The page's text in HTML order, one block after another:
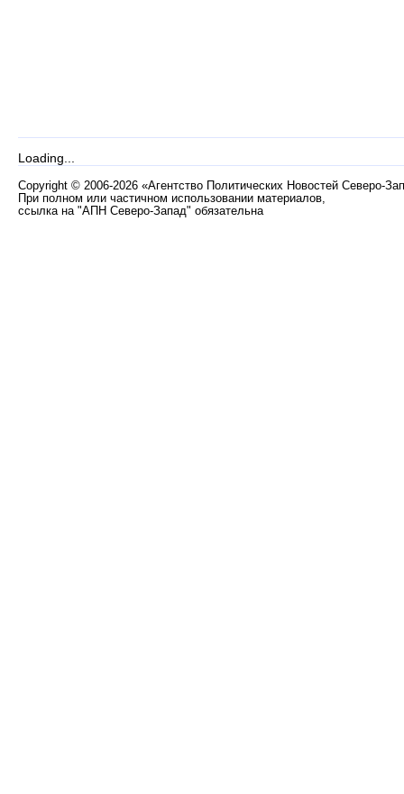
Loading...
Copyright © 2006-2026 «Агентство Политических Новостей Северо-
При полном или частичном использовании материалов,
ссылка на "АПН Северо-Запад" обязательна